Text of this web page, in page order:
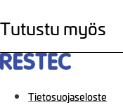
Tutustu myös
Tietosuojaseloste